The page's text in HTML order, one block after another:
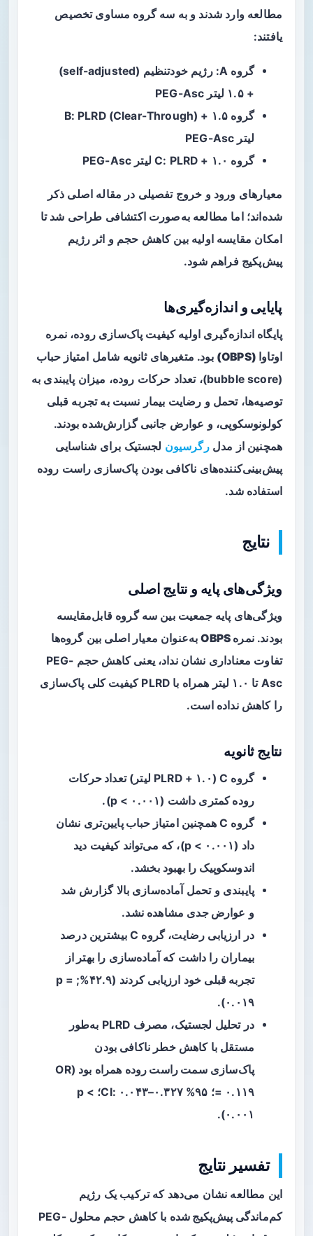
مطالعه وارد شدند و به سه گروه مساوی تخصیص
یافتند:
گروه A: رژیم خودتنظیم (self-adjusted)
+ ۱.۵ لیتر PEG-Asc
گروه B: PLRD (Clear-Through) + ۱.۵
لیتر PEG-Asc
گروه C: PLRD + ۱.۰ لیتر PEG-Asc
معیارهای ورود و خروج تفصیلی در مقاله اصلی ذکر
شده‌اند؛ اما مطالعه به‌صورت اکتشافی طراحی شد تا
امکان مقایسه اولیه بین کاهش حجم و اثر رژیم
پیش‌پکیج فراهم شود.
پایایی و اندازه‌گیری‌ها
پایگاه اندازه‌گیری اولیه کیفیت پاک‌سازی روده،نمره
اوتاوا (OBPS)
بود. متغیرهای ثانویه شامل امتیاز حباب
(bubble score)، تعداد حرکات روده، میزان پایبندی به
توصیه‌ها، تحمل و رضایت بیمار نسبت به تجربه قبلی
کولونوسکوپی، و عوارض جانبی گزارش‌شده بودند.
همچنین از مدلرگرسیون لجستیک برای شناسایی
پیش‌بینی‌کننده‌های ناکافی بودن پاک‌سازی راست روده
استفاده شد.
نتایج
ویژگی‌های پایه و نتایج اصلی
ویژگی‌های پایه جمعیت بین سه گروه قابل‌مقایسه
بودند.نمره OBPS
به‌عنوان معیار اصلی بین گروه‌ها
تفاوت معناداری نشان نداد، یعنی کاهش حجم PEG-
Asc تا ۱.۰ لیتر همراه با PLRD کیفیت کلی پاک‌سازی
را کاهش نداده است.
نتایج ثانویه
گروه C (PLRD + ۱.۰ لیتر)
تعداد حرکات
روده کمتری داشت (p < ۰.۰۰۱).
گروه C همچنین
امتیاز حباب پایین‌تری نشان
داد (p < ۰.۰۰۱)، که می‌تواند کیفیت دید
اندوسکوپیک را بهبود بخشد.
پایبندی و تحمل آماده‌سازی بالا گزارش شد
و عوارض جدی مشاهده نشد.
در ارزیابی رضایت، گروه C بیشترین درصد
بیماران را داشت که آماده‌سازی رابهتر از
تجربه قبلی
خود ارزیابی کردند (۴۲.۹%; p =
۰.۰۱۹).
در تحلیل لجستیک، مصرف PLRD به‌طور
مستقل با کاهش خطر ناکافی بودن
پاک‌سازیسمت راست روده
همراه بود (OR
= ۰.۱۱۹؛ ۹۵% CI: ۰.۰۴۳–۰.۳۲۷؛ p <
۰.۰۰۱).
تفسیر نتایج
این مطالعه نشان می‌دهد که ترکیب یک رژیم
کم‌ماندگی پیش‌پکیج شده
با کاهش حجم محلول PEG-